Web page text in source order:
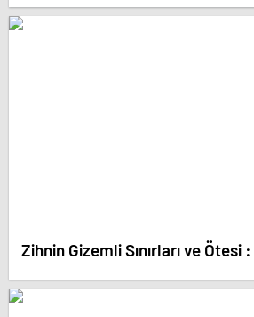
Zihnin Gizemli Sınırları ve Ötesi